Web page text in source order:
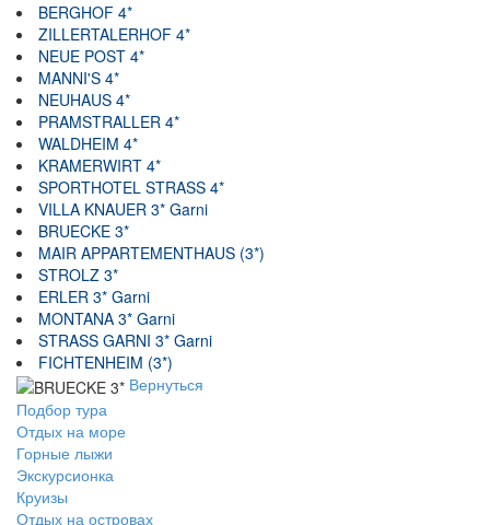
BERGHOF 4*
ZILLERTALERHOF 4*
NEUE POST 4*
MANNI'S 4*
NEUHAUS 4*
PRAMSTRALLER 4*
WALDHEIM 4*
KRAMERWIRT 4*
SPORTHOTEL STRASS 4*
VILLA KNAUER 3* Garni
BRUECKE 3*
MAIR APPARTEMENTHAUS (3*)
STROLZ 3*
ERLER 3* Garni
MONTANA 3* Garni
STRASS GARNI 3* Garni
FICHTENHEIM (3*)
Вернуться
Подбор тура
Отдых на море
Горные лыжи
Экскурсионка
Круизы
Отдых на островах